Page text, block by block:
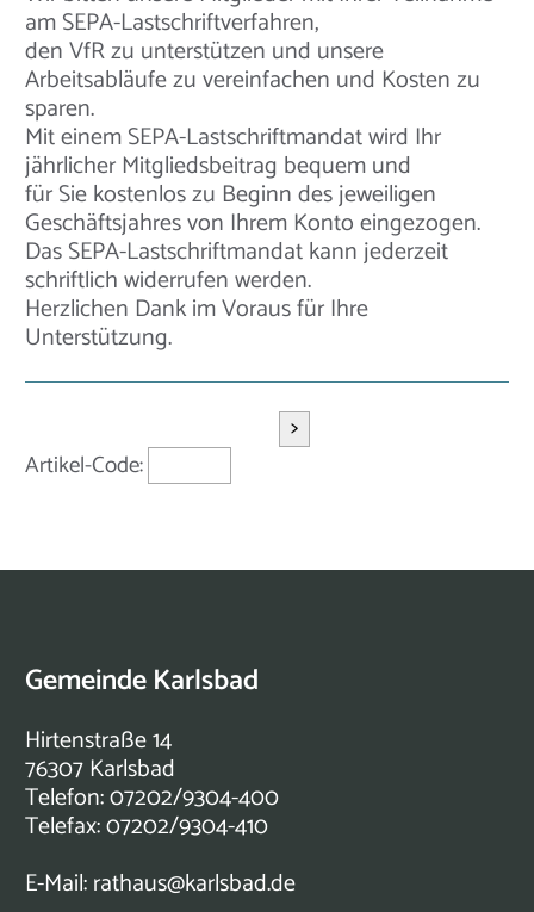
am SEPA-Lastschriftverfahren,
den VfR zu unterstützen und unsere
Arbeitsabläufe zu vereinfachen und Kosten zu
sparen.
Mit einem SEPA-Lastschriftmandat wird Ihr
jährlicher Mitgliedsbeitrag bequem und
für Sie kostenlos zu Beginn des jeweiligen
Geschäftsjahres von Ihrem Konto eingezogen.
Das SEPA-Lastschriftmandat kann jederzeit
schriftlich widerrufen werden.
Herzlichen Dank im Voraus für Ihre
Unterstützung.
Artikel-Code:
>
Gemeinde Karlsbad
Hirtenstraße 14
76307 Karlsbad
Telefon: 07202/9304-400
Telefax: 07202/9304-410
E-Mail:rathaus@karlsbad.de